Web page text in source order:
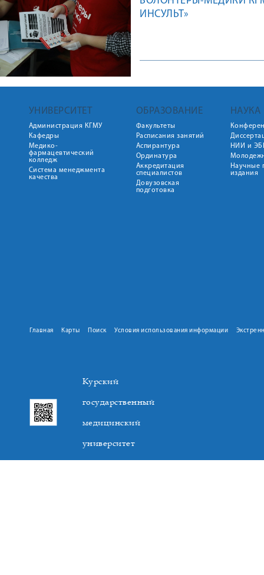
ИНСУЛЬТ»
УНИВЕРСИТЕТ
Администрация КГМУ
Кафедры
Медико-
фармацевтический
колледж
Система менеджмента
качества
ОБРАЗОВАНИЕ
Факультеты
Расписания занятий
Аспирантура
Ординатура
Аккредитация
специалистов
Довузовская
подготовка
НАУКА
НИИ и
Научные
издания
Главная Карты Поиск Условия использования информации
Курский
государственный
медицинский
университет